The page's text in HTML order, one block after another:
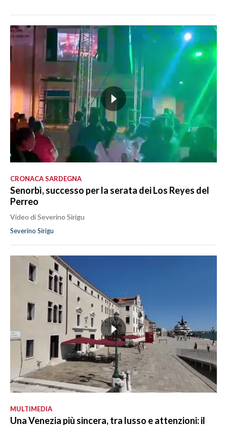
CRONACA SARDEGNA
Senorbì, successo per la serata dei Los Reyes del
Perreo
Video di Severino Sirigu
Severino Sirigu
MULTIMEDIA
Una Venezia più sincera, tra lusso e attenzioni: il